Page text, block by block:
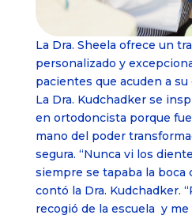
La Dra. Sheela ofrece un
personalizado y
pacientes que acuden a su
La Dra. Kudchadker se
en ortodoncista porque
mano del poder
segura. “Nunca vi los
siempre se tapaba la boca
contó la Dra. Kudchadker.
recogió de la escuela y